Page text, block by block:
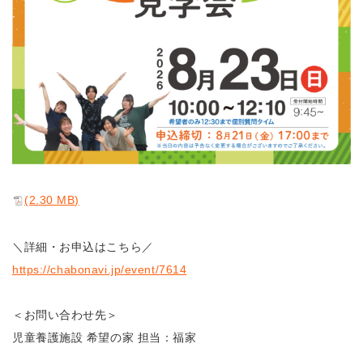
(2.30 MB)
＼詳細・お申込はこちら／
https://chabonavi.jp/event/7614
＜お問い合わせ先＞
児童養護施設 希望の家 担当：福家